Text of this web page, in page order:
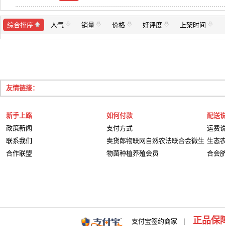
综合排序 人气 销量 价格 好评度 上架时间
友情链接：
新手上路
政策新闻
联系我们
合作联盟
如何付款
支付方式
卖货郎物联网自然农法联合会微生
物菌种植养殖会员
配送
运费
生态
合会
支付宝签约商家 | 正品保